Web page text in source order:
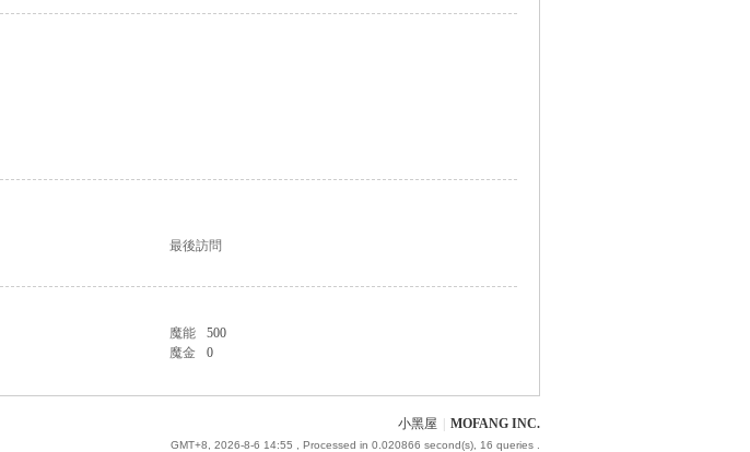
最後訪問
魔能
500
魔金 0
小黑屋 MOFANG INC.
GMT+8, 2026-8-6 14:55 , Processed in 0.020866 second(s), 16 queries .